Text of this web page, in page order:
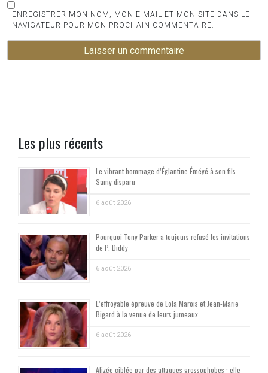
ENREGISTRER MON NOM, MON E-MAIL ET MON SITE DANS LE
NAVIGATEUR POUR MON PROCHAIN COMMENTAIRE.
Les plus récents
Le vibrant hommage d’Églantine Éméyé à son fils
Samy disparu
6 août 2026
Pourquoi Tony Parker a toujours refusé les invitations
de P. Diddy
6 août 2026
L’effroyable épreuve de Lola Marois et Jean-Marie
Bigard à la venue de leurs jumeaux
6 août 2026
Alizée ciblée par des attaques grossophobes : elle